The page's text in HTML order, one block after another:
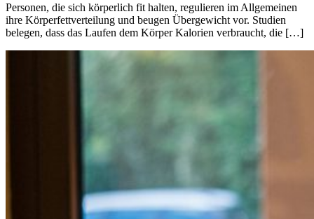
Personen, die sich körperlich fit halten, regulieren im Allgemeinen
ihre Körperfettverteilung und beugen Übergewicht vor. Studien
belegen, dass das Laufen dem Körper Kalorien verbraucht, die […]